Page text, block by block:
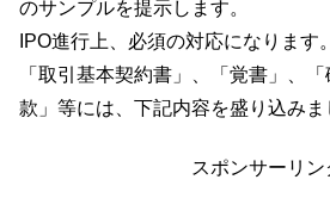
のサンプルを提示します。
IPO進行上、必須の対応になります。
「取引基本契約書」、「覚書」、
款」等には、下記内容を盛り込みま
スポンサーリン